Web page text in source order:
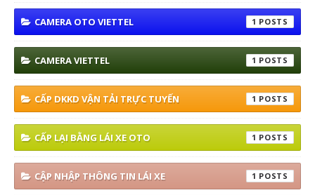
CAMERA OTO VIETTEL 1
CAMERA VIETTEL 1
CẤP DKKD VẬN TẢI TRỰC TUYẾN 1
CẤP LẠI BẰNG LÁI XE OTO 1
CẬP NHẬP THÔNG TIN LÁI XE 1